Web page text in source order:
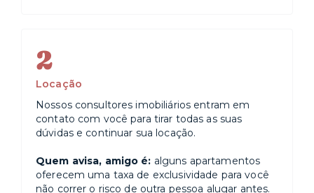
2
Locação
Nossos consultores imobiliários entram em
contato com você para tirar todas as suas
dúvidas e continuar sua locação.
Quem avisa, amigo é: alguns apartamentos
oferecem uma taxa de exclusividade para você
não correr o risco de outra pessoa alugar antes.